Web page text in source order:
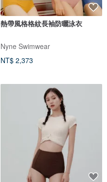
熱帶風格格紋長袖防曬泳衣
Nyne Swimwear
NT$ 2,373